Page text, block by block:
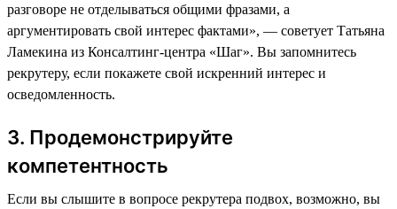
разговоре не отделываться общими фразами, а
аргументировать свой интерес фактами», — советует Татьяна
Ламекина из Консалтинг-центра «Шаг». Вы запомнитесь
рекрутеру, если покажете свой искренний интерес и
осведомленность.
3. Продемонстрируйте
компетентность
Если вы слышите в вопросе рекрутера подвох, возможно, вы